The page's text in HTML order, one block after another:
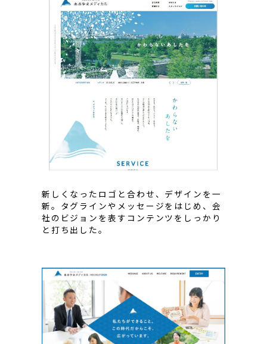
新しくなったロゴと合わせ、デザインを一
新。タグラインやメッセージをはじめ、会
社のビジョンを表すコンテンツをしっかり
と打ち出した。